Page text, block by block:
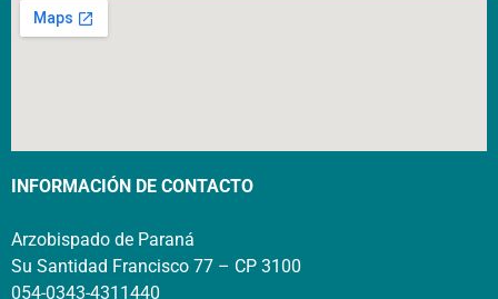
INFORMACIÓN DE CONTACTO
Arzobispado de Paraná
Su Santidad Francisco 77 – CP 3100
054-0343-4311440